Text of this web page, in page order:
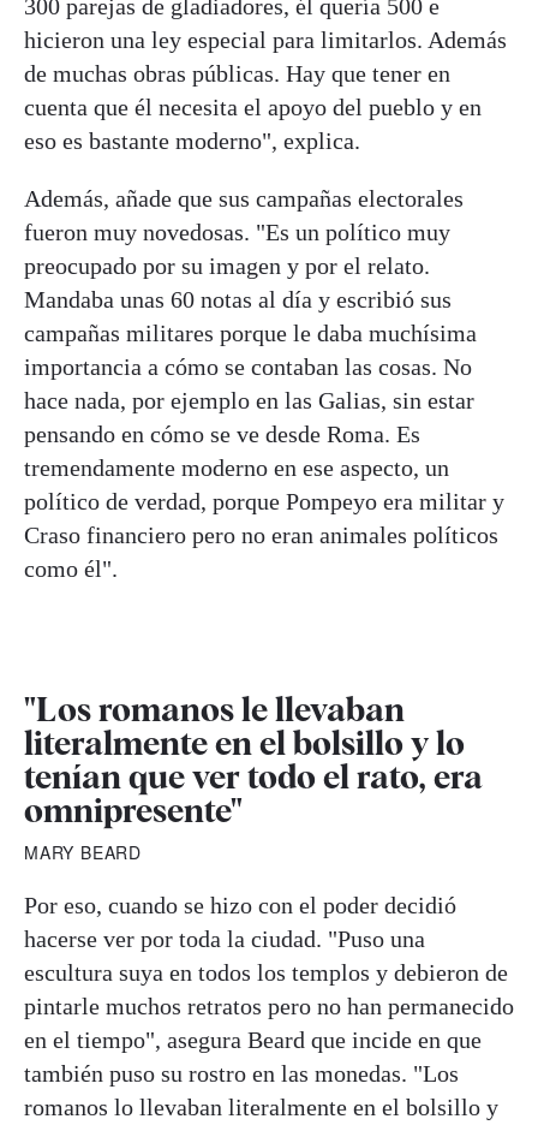
300 parejas de gladiadores, él quería 500 e
hicieron una ley especial para limitarlos. Además
de muchas obras públicas. Hay que tener en
cuenta que él necesita el apoyo del pueblo y en
eso es bastante moderno", explica.
Además, añade que sus campañas electorales
fueron muy novedosas. "Es un político muy
preocupado por su imagen y por el relato.
Mandaba unas 60 notas al día y escribió sus
campañas militares porque le daba muchísima
importancia a cómo se contaban las cosas. No
hace nada, por ejemplo en las Galias, sin estar
pensando en cómo se ve desde Roma. Es
tremendamente moderno en ese aspecto, un
político de verdad, porque Pompeyo era militar y
Craso financiero pero no eran animales políticos
como él".
"Los romanos le llevaban
literalmente en el bolsillo y lo
tenían que ver todo el rato, era
omnipresente"
MARY BEARD
Por eso, cuando se hizo con el poder decidió
hacerse ver por toda la ciudad. "Puso una
escultura suya en todos los templos y debieron de
pintarle muchos retratos pero no han permanecido
en el tiempo", asegura Beard que incide en que
también puso su rostro en las monedas. "Los
romanos lo llevaban literalmente en el bolsillo y